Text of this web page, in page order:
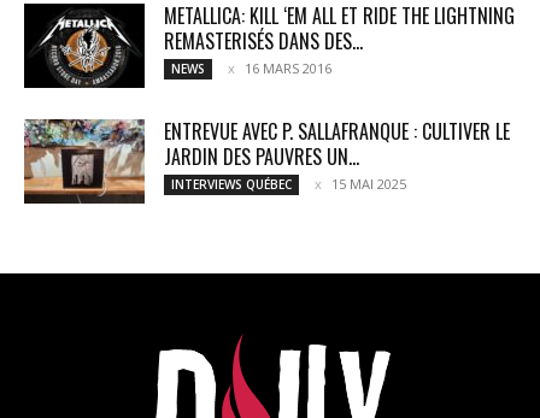
METALLICA: KILL ‘EM ALL ET RIDE THE LIGHTNING
REMASTERISÉS DANS DES...
NEWS 16 MARS 2016
ENTREVUE AVEC P. SALLAFRANQUE : CULTIVER LE
JARDIN DES PAUVRES UN...
INTERVIEWS QUÉBEC 15 MAI 2025